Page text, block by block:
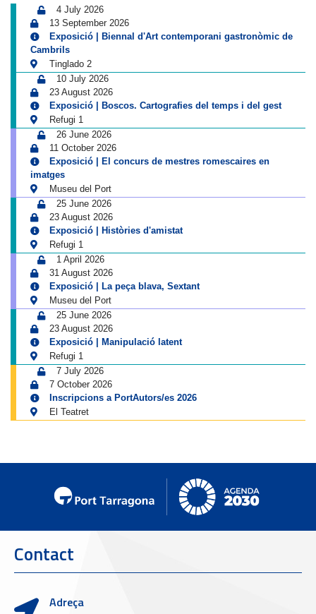
4 July 2026
13 September 2026
Exposició | Biennal d'Art contemporani gastronòmic de
Cambrils
Tinglado 2
10 July 2026
23 August 2026
Exposició | Boscos. Cartografies del temps i del gest
Refugi 1
26 June 2026
11 October 2026
Exposició | El concurs de mestres romescaires en
imatges
Museu del Port
25 June 2026
23 August 2026
Exposició | Històries d'amistat
Refugi 1
1 April 2026
31 August 2026
Exposició | La peça blava, Sextant
Museu del Port
25 June 2026
23 August 2026
Exposició | Manipulació latent
Refugi 1
7 July 2026
7 October 2026
Inscripcions a PortAutors/es 2026
El Teatret
Contact
Adreça